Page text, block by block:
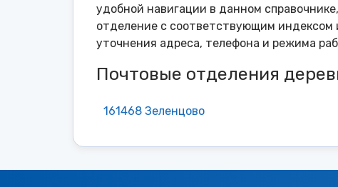
удобной навигации в данном
отделение с соответствующим индексом
уточнения адреса, телефона и режима
Почтовые отделения
161468 Зеленцово